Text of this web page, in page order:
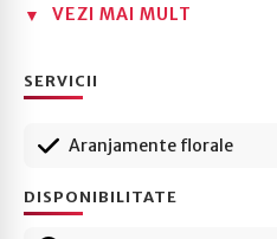
VEZI MAI MULT
SERVICII
Aranjamente florale
DISPONIBILITATE